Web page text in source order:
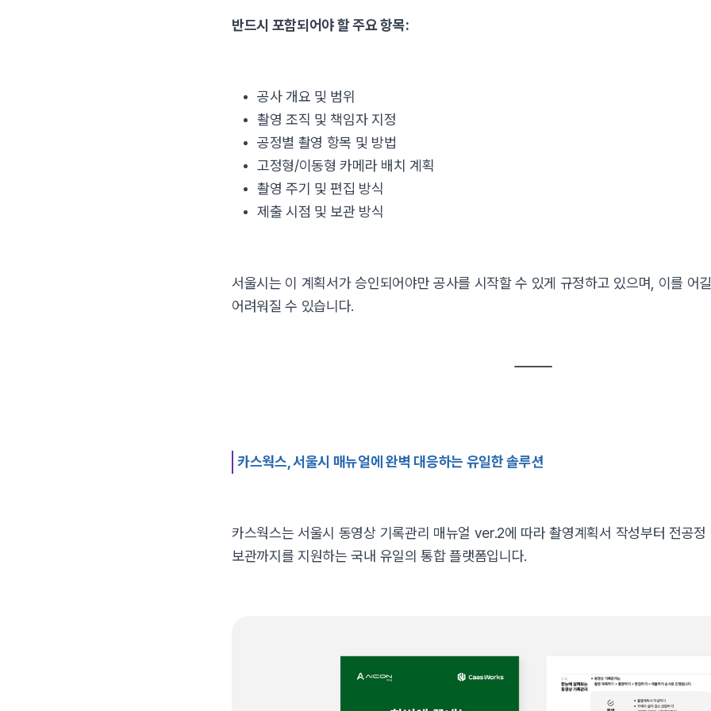
반드시 포함되어야 할 주요 항목:
공사 개요 및 범위
촬영 조직 및 책임자 지정
공정별 촬영 항목 및 방법
고정형/이동형 카메라 배치 계획
촬영 주기 및 편집 방식
제출 시점 및 보관 방식
서울시는 이 계획서가 승인되어야만 공사를 시작할 수 있게 규정하고 있으며, 이를 어
어려워질 수 있습니다.
카스웍스, 서울시 매뉴얼에 완벽 대응하는 유일한 솔루션
카스웍스는 서울시 동영상 기록관리 매뉴얼 ver.2에 따라 촬영계획서 작성부터 전공정
보관까지를 지원하는 국내 유일의 통합 플랫폼입니다.